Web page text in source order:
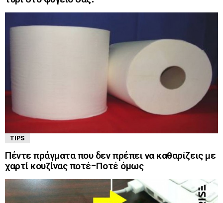
TIPS
Πέντε πράγματα που δεν πρέπει να καθαρίζεις με
χαρτί κουζίνας ποτέ-Ποτέ όμως